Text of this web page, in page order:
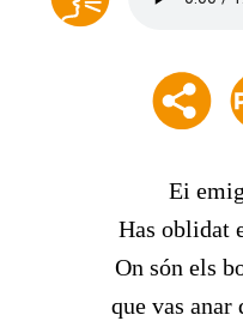
Ei
Has oblidat
On són els
que vas